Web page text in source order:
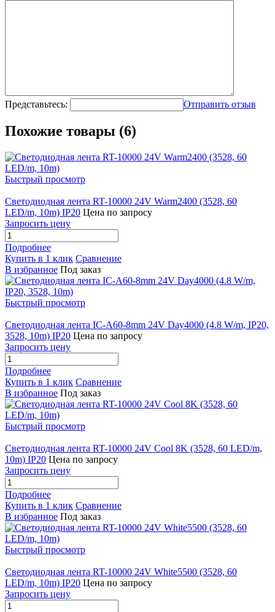
Представьтесь: Отправить отзыв
Похожие товары (6)
Быстрый просмотр
Светодиодная лента RT-10000 24V Warm2400 (3528, 60
LED/m, 10m) IP20 Цена по запросу
Запросить цену
Подробнее
Купить в 1 клик Сравнение
В избранное Под заказ
Быстрый просмотр
Светодиодная лента IC-A60-8mm 24V Day4000 (4.8 W/m, IP20,
3528, 10m) IP20 Цена по запросу
Запросить цену
Подробнее
Купить в 1 клик Сравнение
В избранное Под заказ
Быстрый просмотр
Светодиодная лента RT-10000 24V Cool 8K (3528, 60 LED/m,
10m) IP20 Цена по запросу
Запросить цену
Подробнее
Купить в 1 клик Сравнение
В избранное Под заказ
Быстрый просмотр
Светодиодная лента RT-10000 24V White5500 (3528, 60
LED/m, 10m) IP20 Цена по запросу
Запросить цену